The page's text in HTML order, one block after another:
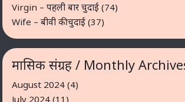
Virgin – पहली बार चुदाई (74)
Wife – बीवी की चुदाई (37)
मासिक संग्रह / Monthly
August 2024 (4)
July 2024 (11)